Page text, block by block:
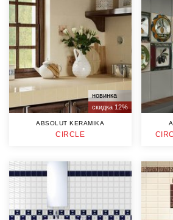
новинка
скидка 12%
ABSOLUT KERAMIKA
CIRCLE